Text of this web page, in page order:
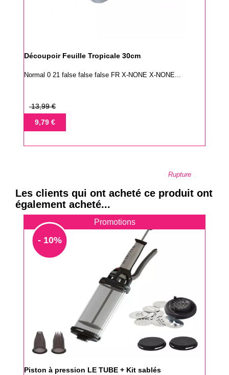
Découpoir Feuille Tropicale 30cm
Normal 0 21 false false false FR X-NONE X-NONE...
Prix
base
13,99 €
Prix9,79 €
Rupture
Les clients qui ont acheté ce produit ont
également acheté...
Promotions
- 10%
Piston à pression LE TUBE + Kit sablés